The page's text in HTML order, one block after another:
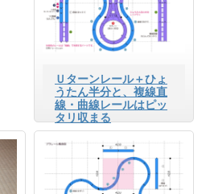
Ｕターンレール＋ひょ
うたん半分と、複線直
線・曲線レールはピッ
タリ収まる